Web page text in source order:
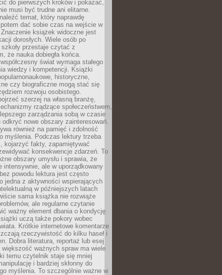
do pierwszych kroków i pokazać,
musi być trudne ani elitarne.
temat, który naprawdę
dać sobie czas na wejście w
książek widoczne jest
dorosłych. Wiele osób po
przestaje czytać z
że nauka dobiegła końca.
świat wymaga stałego
wiedzy i kompetencji. Książki
historyczne,
czy biograficzne mogą stać się
rozwoju osobistego.
szerzej na własną branżę,
rządzące społeczeństwem,
zarządzania sobą w czasie
odkryć nowe obszary zainteresowań.
również na pamięć i zdolność
myślenia. Podczas lektury trzeba
kojarzyć fakty, zapamiętywać
konsekwencje zdarzeń. To
obszary umysłu i sprawia, że
intensywnie, ale w uporządkowany
powodu lektura jest często
jedna z aktywności wspierających
w późniejszych latach
sama książka nie rozwiąże
ale regularne czytanie
ważny element dbania o kondycję
uczą także pokory wobec
Krótkie internetowe komentarze
rzeczywistość do kilku haseł i
Dobra literatura, reportaż lub esej
ważnych spraw ma wiele
temu czytelnik staje się mniej
i bardziej skłonny do
myślenia. To szczególnie ważne w